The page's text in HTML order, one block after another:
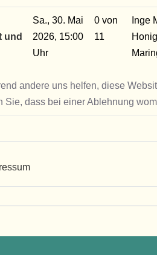
und
Sa., 30. Mai
2026, 15:00
0 von
11
Inge
andere uns helfen, diese
dass bei einer Ablehnung